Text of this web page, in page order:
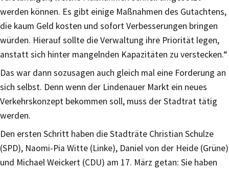
werden können. Es gibt einige Maßnahmen des Gutachtens,
die kaum Geld kosten und sofort Verbesserungen bringen
würden. Hierauf sollte die Verwaltung ihre Priorität legen,
anstatt sich hinter mangelnden Kapazitäten zu verstecken.“
Das war dann sozusagen auch gleich mal eine Forderung an
sich selbst. Denn wenn der Lindenauer Markt ein neues
Verkehrskonzept bekommen soll, muss der Stadtrat tätig
werden.
Den ersten Schritt haben die Stadträte Christian Schulze
(SPD), Naomi-Pia Witte (Linke), Daniel von der Heide (Grüne)
und Michael Weickert (CDU) am 17. März getan: Sie haben